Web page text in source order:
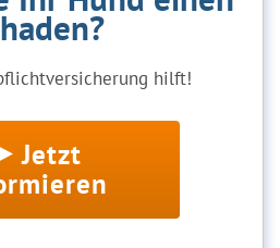
hilft!
Jetzt